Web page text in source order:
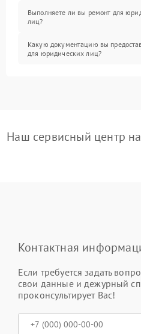
Выполняете ли вы ремонт для
лиц?
Какую документацию вы
для юридических лиц?
Наш сервисный центр
Контактная
Если требуется задать
свои данные и дежурный
проконсультирует Вас!